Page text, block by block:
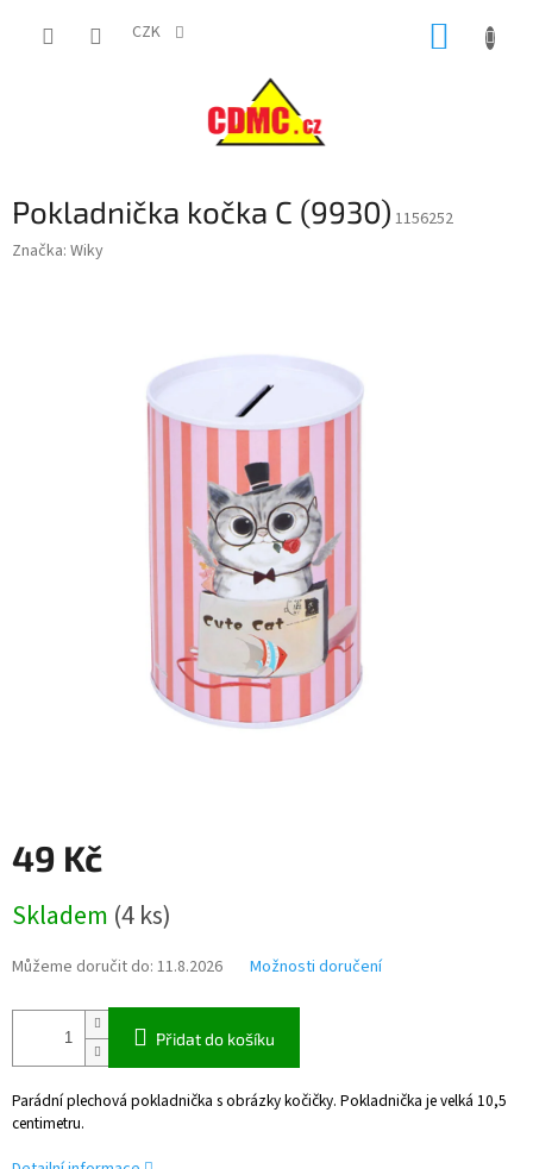
CZK
Pokladnička kočka C (9930) 1156252
Značka: Wiky
49 Kč
cena:
Skladem (4 ks)
Můžeme doručit do: 11.8.2026 Možnosti doručení
Přidat do košíku
Parádní plechová pokladnička s obrázky kočičky. Pokladnička je velká 10,5
centimetru.